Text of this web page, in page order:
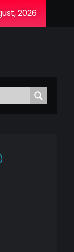
2026